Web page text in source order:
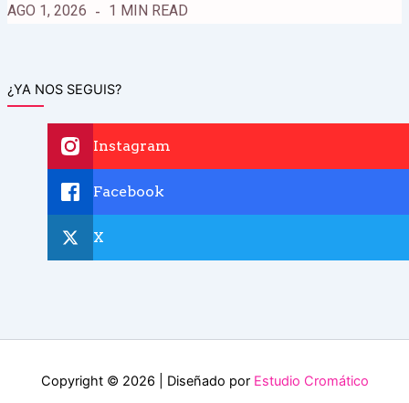
AGO 1, 2026 1 MIN READ
¿YA NOS SEGUIS?
Instagram
Facebook
X
Copyright © 2026 | Diseñado por Estudio Cromático